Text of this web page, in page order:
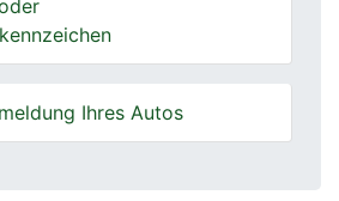
Ihres Autos